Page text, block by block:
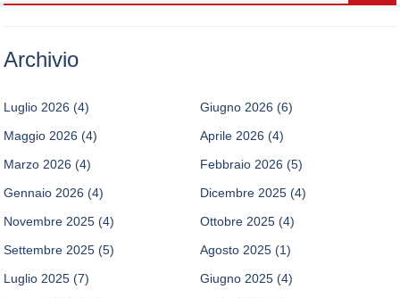
Archivio
Luglio 2026 (4) Giugno 2026 (6)
Maggio 2026 (4) Aprile 2026 (4)
Marzo 2026 (4) Febbraio 2026 (5)
Gennaio 2026 (4) Dicembre 2025 (4)
Novembre 2025 (4) Ottobre 2025 (4)
Settembre 2025 (5) Agosto 2025 (1)
Luglio 2025 (7) Giugno 2025 (4)